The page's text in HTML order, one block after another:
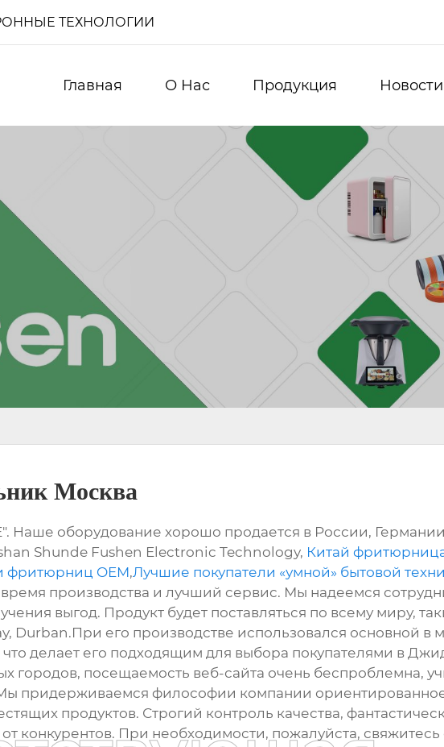
ТЕХНОЛОГИИ
Главная О Нас Продукция Новости
Москва
оборудование хорошо продается в России,
Shunde Fushen Electronic Technology, Китай
фритюрниц OEM,Лучшие покупатели «умной» бытовой
производства и лучший сервис. Мы надеемся
выгод. Продукт будет поставляться по всему миру,
Durban.При его производстве использовался основной
что делает его подходящим для выбора покупателями в
городов, посещаемость веб-сайта очень беспроблемна,
придерживаемся философии компании
продуктов. Строгий контроль качества,
конкурентов. При необходимости, пожалуйста,